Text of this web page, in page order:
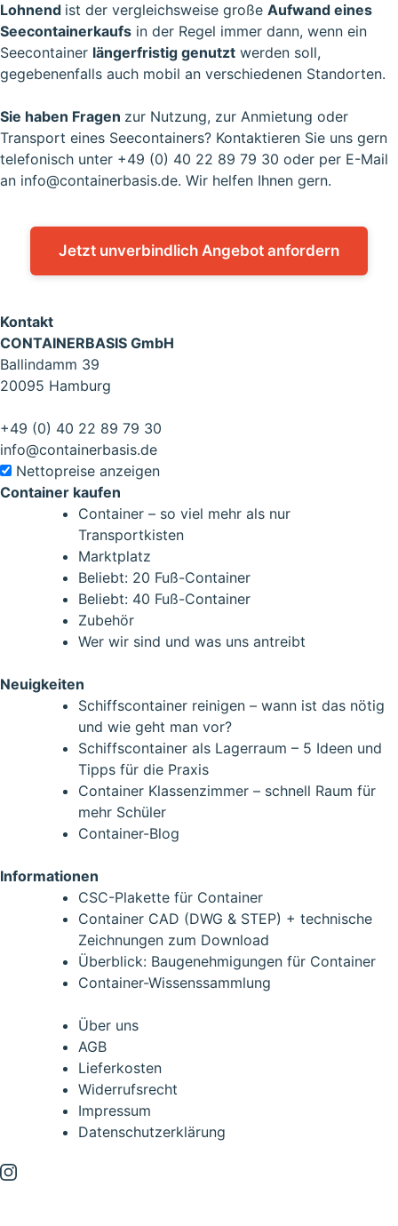
Lohnend ist der vergleichsweise große Aufwand eines
Seecontainerkaufs in der Regel immer dann, wenn ein
Seecontainer längerfristig genutzt werden soll,
gegebenenfalls auch mobil an verschiedenen Standorten.
Sie haben Fragen zur Nutzung, zur Anmietung oder
Transport eines Seecontainers? Kontaktieren Sie uns gern
telefonisch unter +49 (0) 40 22 89 79 30 oder per E-Mail
an info@containerbasis.de. Wir helfen Ihnen gern.
Jetzt unverbindlich Angebot anfordern
Kontakt
CONTAINERBASIS GmbH
Ballindamm 39
20095 Hamburg
+49 (0) 40 22 89 79 30
info@containerbasis.de
Nettopreise anzeigen
Container kaufen
Container – so viel mehr als nur
Transportkisten
Marktplatz
Beliebt: 20 Fuß-Container
Beliebt: 40 Fuß-Container
Zubehör
Wer wir sind und was uns antreibt
Neuigkeiten
Schiffscontainer reinigen – wann ist das nötig
und wie geht man vor?
Schiffscontainer als Lagerraum – 5 Ideen und
Tipps für die Praxis
Container Klassenzimmer – schnell Raum für
mehr Schüler
Container-Blog
Informationen
CSC-Plakette für Container
Container CAD (DWG & STEP) + technische
Zeichnungen zum Download
Überblick: Baugenehmigungen für Container
Container-Wissenssammlung
Über uns
AGB
Lieferkosten
Widerrufsrecht
Impressum
Datenschutzerklärung